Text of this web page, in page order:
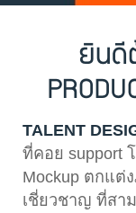
ยินดี
TALENT
ที่คอย support
Mockup ตกแต่
เชี่ยวชาญ ที่สา